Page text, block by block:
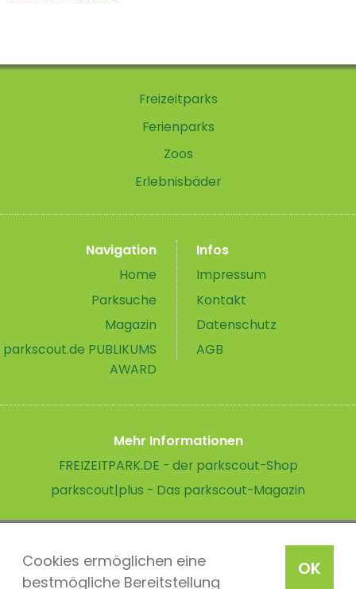
OK
Cookies ermöglichen eine
bestmögliche Bereitstellung
Freizeitparks
Ferienparks
Zoos
Erlebnisbäder
Navigation
Home
Parksuche
Magazin
parkscout.de PUBLIKUMS
AWARD
Infos
Impressum
Kontakt
Datenschutz
AGB
Mehr Informationen
FREIZEITPARK.DE - der parkscout-Shop
parkscout|plus - Das parkscout-Magazin